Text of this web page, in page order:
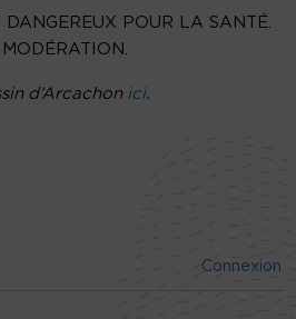
DANGEREUX POUR LA SANTÉ.
d’Arcachon ici.
Connexion